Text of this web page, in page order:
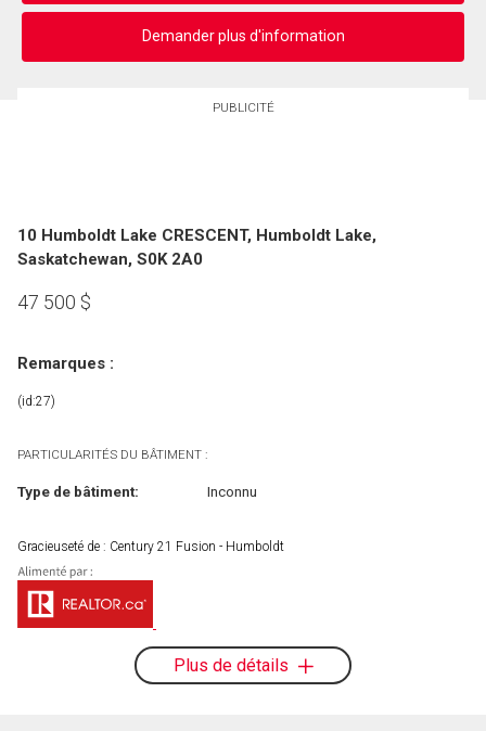
Demander plus d'information
PUBLICITÉ
10 Humboldt Lake CRESCENT, Humboldt Lake,
Saskatchewan, S0K 2A0
47 500 $
Remarques :
(id:27)
PARTICULARITÉS DU BÂTIMENT :
Type de bâtiment: Inconnu
Gracieuseté de : Century 21 Fusion - Humboldt
Plus de détails